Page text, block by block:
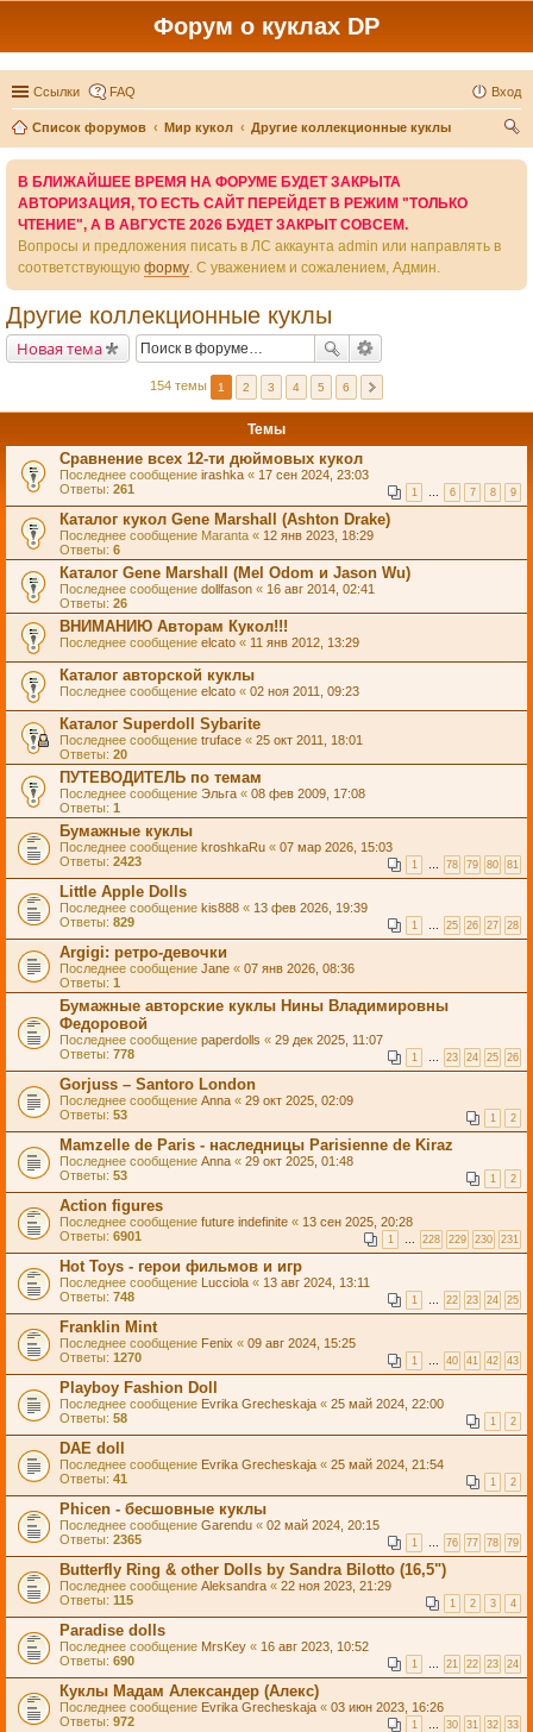
Форум о куклах DP
Ссылки FAQ Вход
Список форумов Мир кукол
Другие коллекционные куклы
В БЛИЖАЙШЕЕ ВРЕМЯ НА ФОРУМЕ БУДЕТ ЗАКРЫТА
АВТОРИЗАЦИЯ, ТО ЕСТЬ САЙТ ПЕРЕЙДЕТ В РЕЖИМ "ТОЛЬКО
ЧТЕНИЕ", А В АВГУСТЕ 2026 БУДЕТ ЗАКРЫТ СОВСЕМ.
Вопросы и предложения писать в ЛС аккаунта admin или направлять в
соответствующую форму. С уважением и сожалением, Админ.
Другие коллекционные куклы
Новая тема
154 темы 1 2 3 4 5 6
Темы
Сравнение всех 12-ти дюймовых кукол
Последнее сообщение irashka « 17 сен 2024, 23:03
Ответы: 261 1 … 6 7 8 9
Каталог кукол Gene Marshall (Ashton Drake)
Последнее сообщение Maranta « 12 янв 2023, 18:29
Ответы: 6
Каталог Gene Marshall (Mel Odom и Jason Wu)
Последнее сообщение dollfason « 16 авг 2014, 02:41
Ответы: 26
ВНИМАНИЮ Авторам Кукол!!!
Последнее сообщение elcato « 11 янв 2012, 13:29
Каталог авторской куклы
Последнее сообщение elcato « 02 ноя 2011, 09:23
Каталог Superdoll Sybarite
Последнее сообщение truface « 25 окт 2011, 18:01
Ответы: 20
ПУТЕВОДИТЕЛЬ по темам
Последнее сообщение Эльга « 08 фев 2009, 17:08
Ответы: 1
Бумажные куклы
Последнее сообщение kroshkaRu « 07 мар 2026, 15:03
Ответы: 2423 1 … 78 79 80 81
Little Apple Dolls
Последнее сообщение kis888 « 13 фев 2026, 19:39
Ответы: 829 1 … 25 26 27 28
Argigi: ретро-девочки
Последнее сообщение Jane « 07 янв 2026, 08:36
Ответы: 1
Бумажные авторские куклы Нины Владимировны
Федоровой
Последнее сообщение paperdolls « 29 дек 2025, 11:07
Ответы: 778 1 … 23 24 25 26
Gorjuss – Santoro London
Последнее сообщение Anna « 29 окт 2025, 02:09
Ответы: 53 1 2
Mamzelle de Paris - наследницы Parisienne de Kiraz
Последнее сообщение Anna « 29 окт 2025, 01:48
Ответы: 53 1 2
Action figures
Последнее сообщение future indefinite « 13 сен 2025, 20:28
Ответы: 6901 1 … 228 229 230 231
Hot Toys - герои фильмов и игр
Последнее сообщение Lucciola « 13 авг 2024, 13:11
Ответы: 748 1 … 22 23 24 25
Franklin Mint
Последнее сообщение Fenix « 09 авг 2024, 15:25
Ответы: 1270 1 … 40 41 42 43
Playboy Fashion Doll
Последнее сообщение Evrika Grecheskaja « 25 май 2024, 22:00
Ответы: 58 1 2
DAE doll
Последнее сообщение Evrika Grecheskaja « 25 май 2024, 21:54
Ответы: 41 1 2
Phicen - бесшовные куклы
Последнее сообщение Garendu « 02 май 2024, 20:15
Ответы: 2365 1 … 76 77 78 79
Butterfly Ring & other Dolls by Sandra Bilotto (16,5")
Последнее сообщение Aleksandra « 22 ноя 2023, 21:29
Ответы: 115 1 2 3 4
Paradise dolls
Последнее сообщение MrsKey « 16 авг 2023, 10:52
Ответы: 690 1 … 21 22 23 24
Куклы Мадам Александер (Алекс)
Последнее сообщение Evrika Grecheskaja « 03 июн 2023, 16:26
Ответы: 972 1 … 30 31 32 33